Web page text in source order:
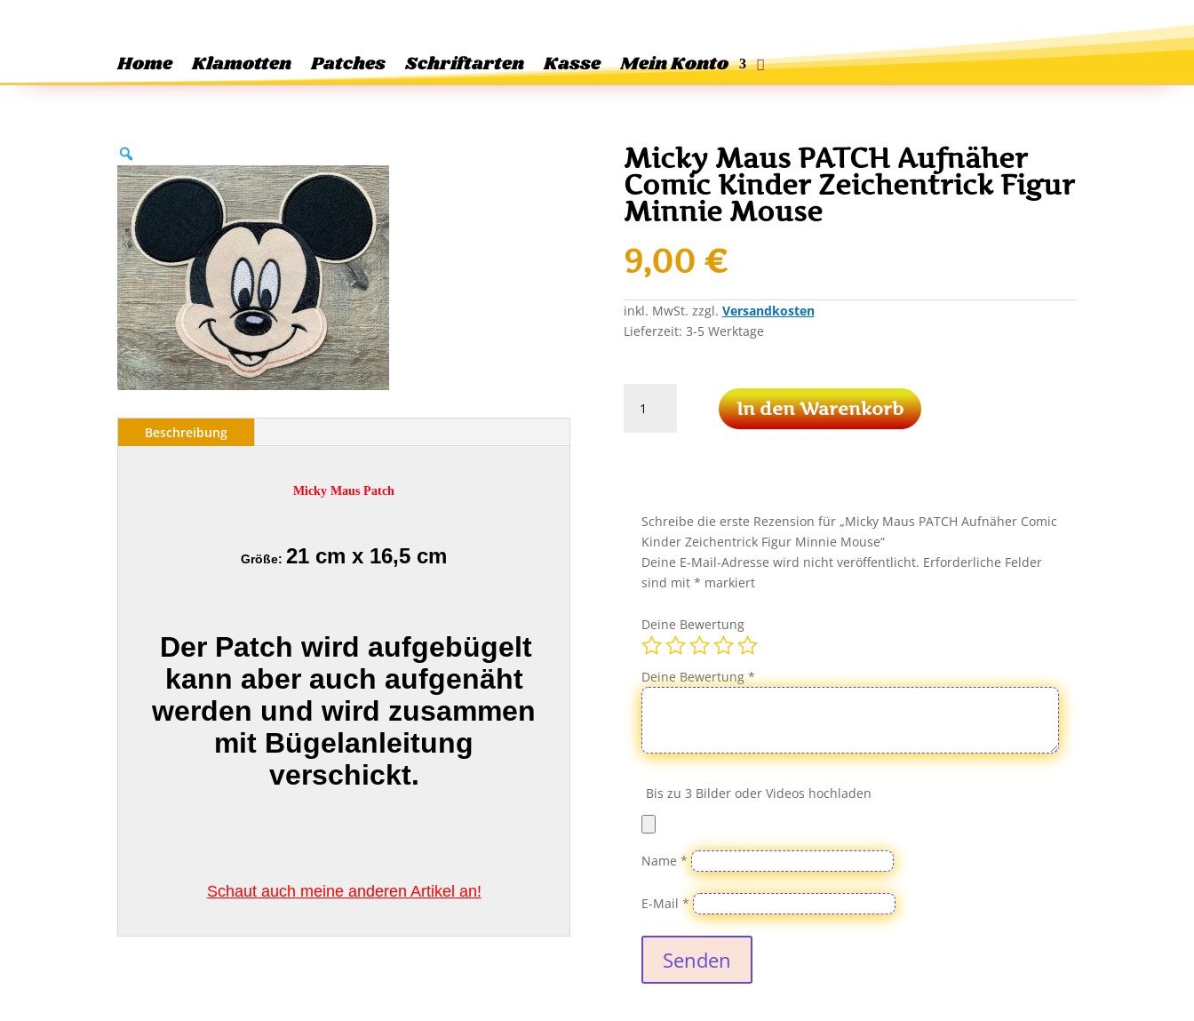
Home Klamotten Patches Schriftarten Kasse Mein Konto
Beschreibung
Micky Maus Patch
Größe:21 cm x 16,5 cm
Der Patch wird aufgebügelt
kann aber auch aufgenäht
werden und wird zusammen
mit Bügelanleitung
verschickt.
Schaut auch meine anderen Artikel an!
Micky Maus PATCH Aufnäher
Comic Kinder Zeichentrick Figur
Minnie Mouse
9,00 €
inkl. MwSt. zzgl. Versandkosten
Lieferzeit: 3-5 Werktage
Maus
Zeichentrick
Figur
Minnie
Mouse
In den Warenkorb
Schreibe die erste Rezension für „Micky Maus PATCH Aufnäher Comic
Kinder Zeichentrick Figur Minnie Mouse“
Deine E-Mail-Adresse wird nicht veröffentlicht. Erforderliche Felder
sind mit* markiert
Deine Bewertung
Deine Bewertung*
Bis zu 3 Bilder oder Videos hochladen
Name*
E-Mail*
Senden